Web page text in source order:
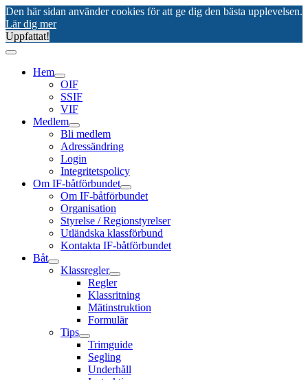
Den här sidan använder cookies för att ge dig den bästa upplevelsen.
Lär dig mer
Uppfattat!
Hem
OIF
SSIF
VIF
Medlem
Bli medlem
Adressändring
Login
Integritetspolicy
Om IF-båtförbundet
Om IF-båtförbundet
Organisation
Styrelse / Regionstyrelser
Utländska klassförbund
Kontakta IF-båtförbundet
Båt
Klassregler
Regler
Klassritning
Mätinstruktion
Formulär
Tips
Trimguide
Segling
Underhåll